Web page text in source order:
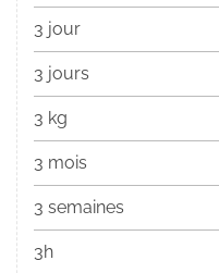
3 jour
3 jours
3 kg
3 mois
3 semaines
3h